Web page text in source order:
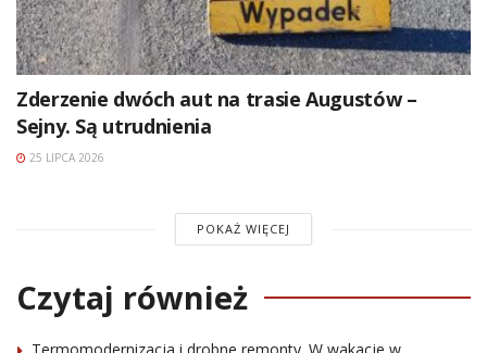
Zderzenie dwóch aut na trasie Augustów –
Sejny. Są utrudnienia
25 LIPCA 2026
POKAŻ WIĘCEJ
Czytaj również